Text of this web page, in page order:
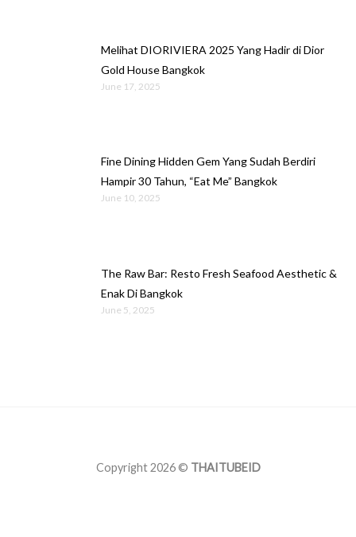
Melihat DIORIVIERA 2025 Yang Hadir di Dior
Gold House Bangkok
June 17, 2025
Fine Dining Hidden Gem Yang Sudah Berdiri
Hampir 30 Tahun, “Eat Me” Bangkok
June 10, 2025
The Raw Bar: Resto Fresh Seafood Aesthetic &
Enak Di Bangkok
June 5, 2025
Copyright 2026 © THAITUBEID